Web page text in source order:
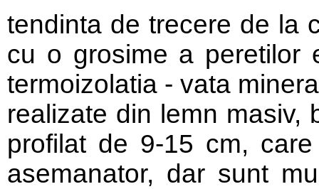
tendinta de trecere de la
cu o grosime a peretilor
termoizolatia - vata
realizate din lemn masiv,
profilat de 9-15 cm,
asemanator, dar sunt